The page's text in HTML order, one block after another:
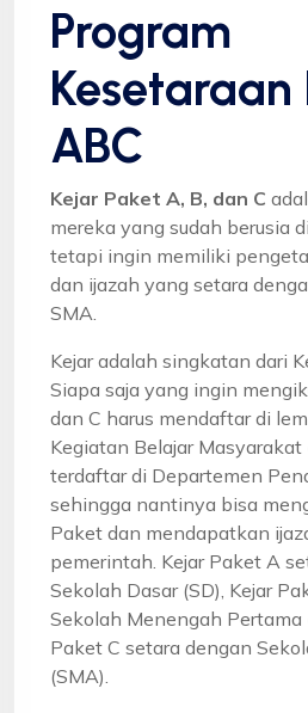
Program
Kesetaraan
ABC
Kejar Paket A, B, dan C
mereka yang sudah berusia
tetapi ingin memiliki
dan ijazah yang setara
SMA.
Kejar adalah singkatan dari
Siapa saja yang ingin
dan C harus mendaftar di
Kegiatan Belajar Masyarakat
terdaftar di Departemen
sehingga nantinya bisa
Paket dan mendapatkan
pemerintah. Kejar Paket A
Sekolah Dasar (SD), Kejar
Sekolah Menengah Pertama
Paket C setara dengan
(SMA).